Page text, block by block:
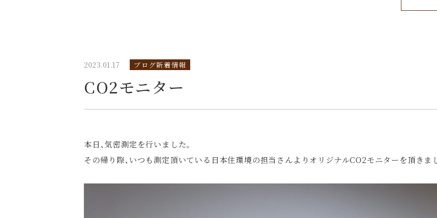
2023.01.17 ブログ新着情報
CO2モニター
本日、気密測定を行いました。
その帰り際、いつも測定頂いている日本住環境の担当さんよりオリジナルCO2モニターを頂きま